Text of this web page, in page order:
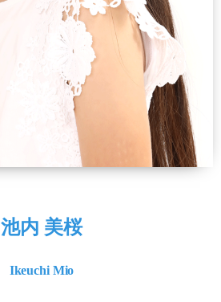
池内 美桜
Ikeuchi Mio